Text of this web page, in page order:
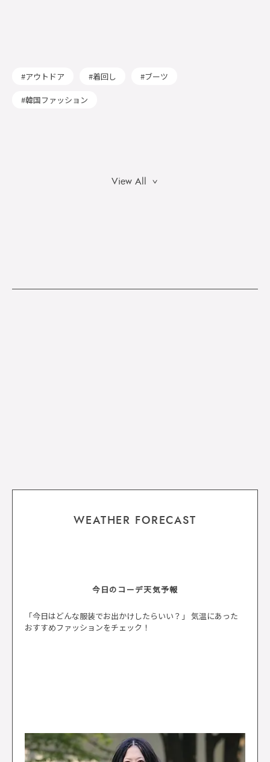
アウトドア 着回し ブーツ
韓国ファッション
View All
WEATHER FORECAST
今日のコーデ天気予報
「今日はどんな服装でお出かけしたらいい？」 気温にあった
おすすめファッションをチェック！